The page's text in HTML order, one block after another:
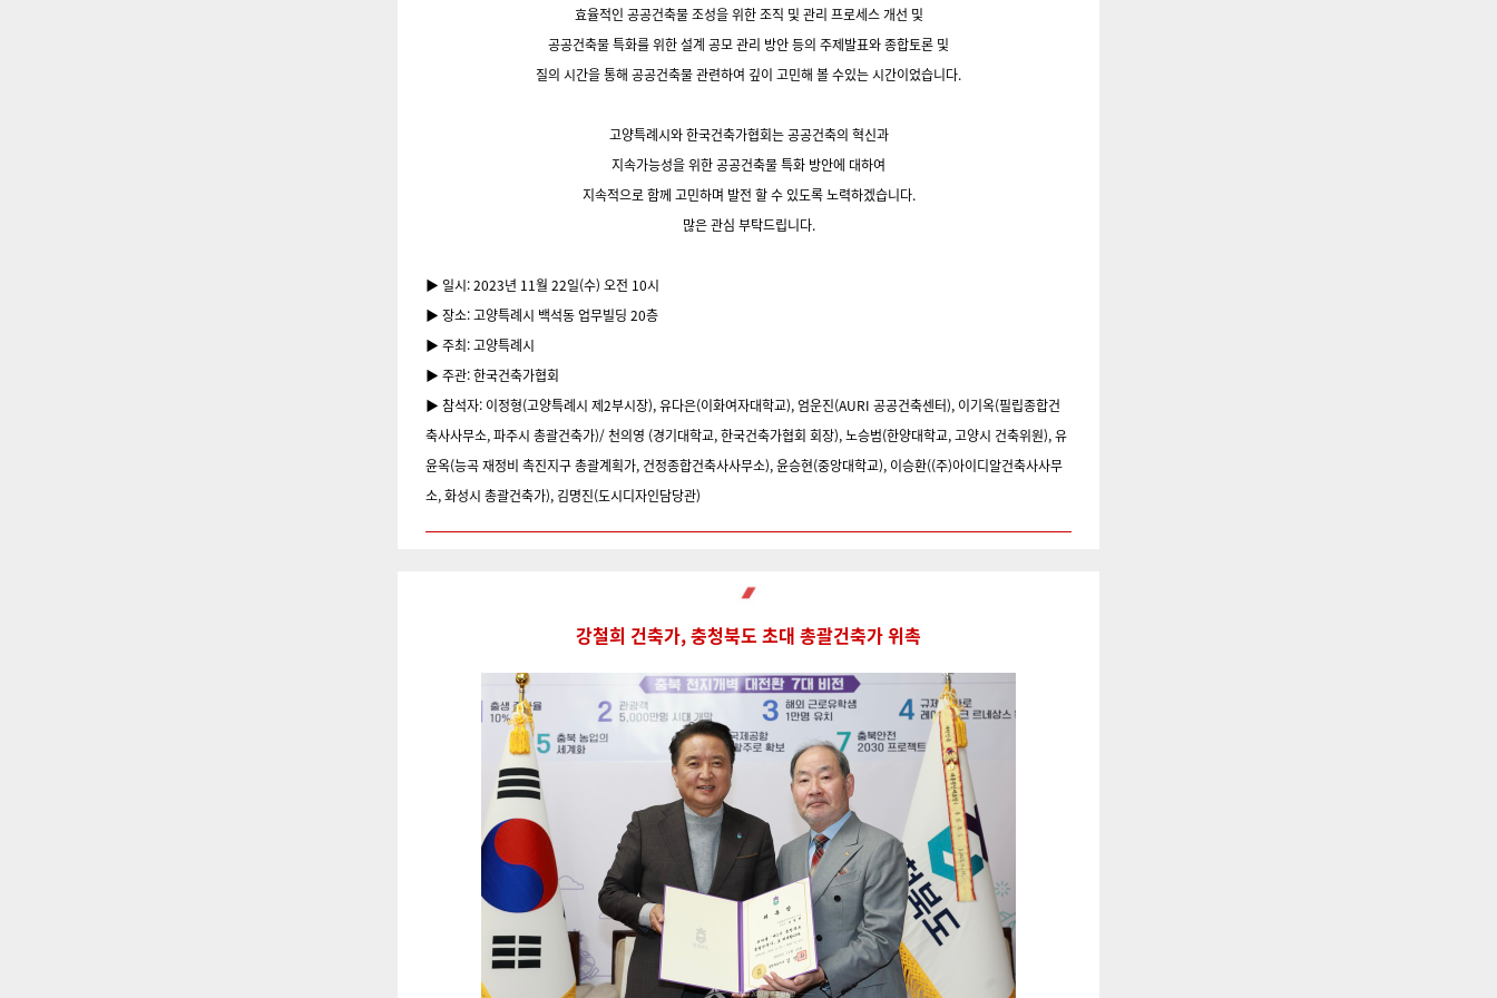
효율적인 공공건축물 조성을 위한 조직 및 관리 프로세스 개선 및
공공건축물 특화를 위한설계 공모 관리 방안 등의 주제발표와 종합토론 및
질의 시간을 통해 공공건축물 관련하여 깊이 고민해 볼 수있는 시간이었습니다.
고양특례시와 한국건축가협회는 공공건축의 혁신과
지속가능성을 위한 공공건축물 특화 방안에 대하여
지속적으로 함께 고민하며 발전 할 수 있도록노력하겠습니다.
많은 관심 부탁드립니다.
▶ 일시: 2023년 11월 22일(수) 오전 10시
▶ 장소: 고양특례시 백석동 업무빌딩 20층
▶ 주최: 고양특례시
▶ 주관: 한국건축가협회
▶ 참석자: 이정형(고양특례시 제2부시장), 유다은(이화여자대학교), 엄운진(AURI 공공건축센터), 이기옥(필립종합건
축사사무소, 파주시 총괄건축가)/ 천의영 (경기대학교, 한국건축가협회 회장), 노승범(한양대학교, 고양시 건축위원), 유
윤옥(능곡 재정비 촉진지구 총괄계획가, 건정종합건축사사무소), 윤승현(중앙대학교), 이승환((주)아이디알건축사사무
소, 화성시 총괄건축가), 김명진(도시디자인담당관)
강철희 건축가, 충청북도 초대 총괄건축가 위촉